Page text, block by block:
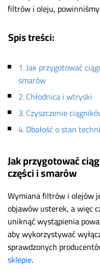
filtrów i oleju,
Spis treści:
Jak przygotować
smarów
Chłodnica i wtryski
Czyszczenie
Dbałość o stan
Jak przygotować
części i smarów
Wymiana filtrów i olejów
objawów usterek, a więc
uniknąć wystąpienia
aby wykorzystywać
sprawdzonych
sklepie.